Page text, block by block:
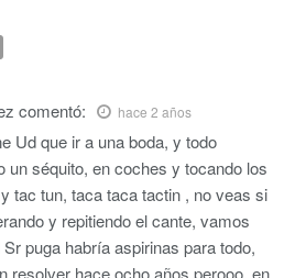
comentó: hace 2 años
Ud que ir a una boda, y todo
un séquito, en coches y tocando los
tac tun, taca taca tactin , no veas si
y repitiendo el cante, vamos
puga habría aspirinas para todo,
resolver hace ocho años perooo, en